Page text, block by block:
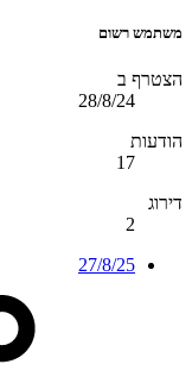
משתמש רשום
הצטרף ב
28/8/24
הודעות
17
דירוג
2
27/8/25